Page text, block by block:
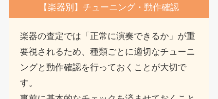
【楽器別】チューニング・動作確認
楽器の査定では「正常に演奏できるか」が重
要視されるため、種類ごとに適切なチューニ
ングと動作確認を行っておくことが大切で
す。